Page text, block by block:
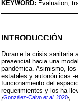
KEYWORD: Evaluation;
INTRODUCCIÓN
Durante la crisis sanitaria
presencial hacia una
pandémica. Asimismo,
estatales y autonómicas -
funcionamiento del
requerimientos y los ha
González-Calvo et al. 2020